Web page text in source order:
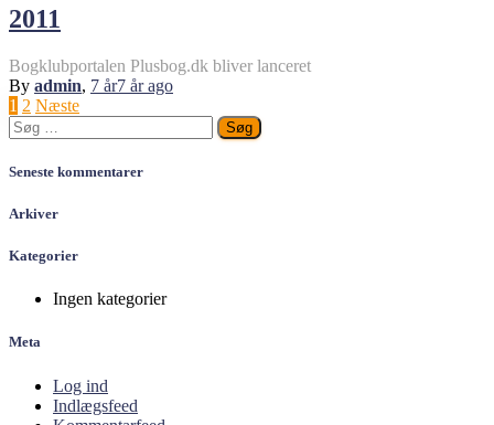
2011
Bogklubportalen Plusbog.dk bliver lanceret
By admin, 7 år7 årago
Indlægsinddeling
1 2 Næste
Søg
efter:
Seneste kommentarer
Arkiver
Kategorier
Ingen kategorier
Meta
Log ind
Indlægsfeed